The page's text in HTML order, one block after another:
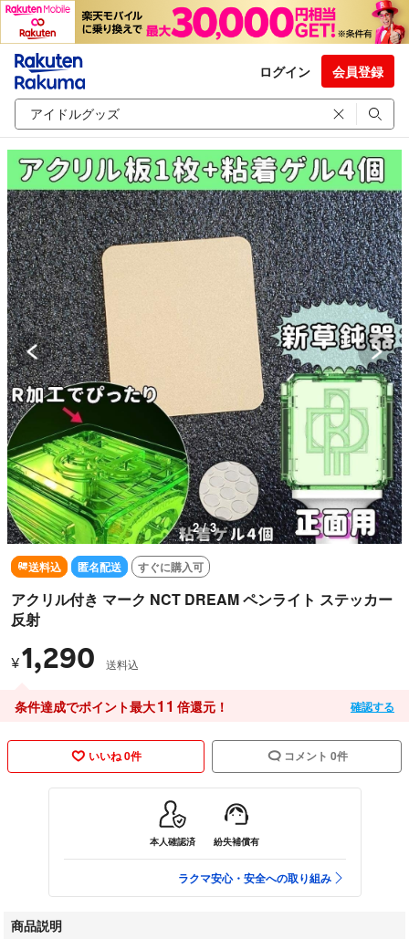
ログイン 会員登録
2 / 3
送料込 匿名配送 すぐに購入可
アクリル付き マーク NCT DREAM ペンライト ステッカー
反射
¥1,290 送料込
条件達成でポイント最大11 倍還元！ 確認する
いいね 0件 コメント 0件
本人確認済 紛失補償有
ラクマ安心・安全への取り組み
商品説明